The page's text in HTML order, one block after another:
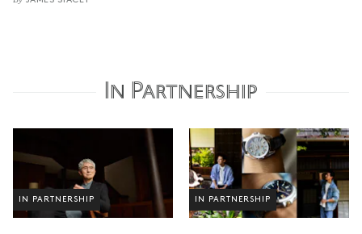
In Partnership
IN PARTNERSHIP IN PARTNERSHIP